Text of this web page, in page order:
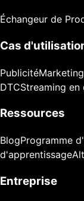
Échangeur de
Cas
Publicité
DTCStreaming en
Ressources
BlogProgramme
d'apprentissage
Entreprise